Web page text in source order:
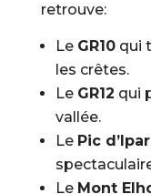
retrouve:
Le GR10qui
les crêtes.
Le GR12 qui
vallée.
Le Pic
Le Mont